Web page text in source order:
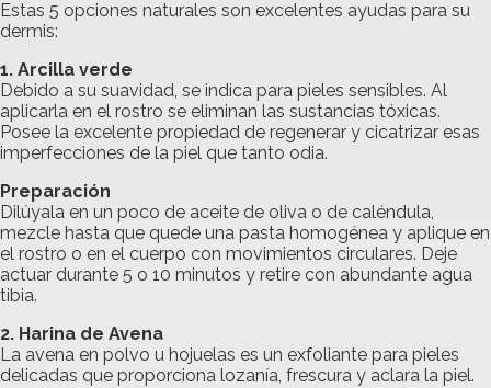
Estas 5 opciones naturales son excelentes ayudas para su
dermis:
1. Arcilla verde
Debido a su suavidad, se indica para pieles sensibles. Al
aplicarla en el rostro se eliminan las sustancias tóxicas.
Posee la excelente propiedad de regenerar y cicatrizar esas
imperfecciones de la piel que tanto odia.
Preparación
Dilúyala en un poco de aceite de oliva o de caléndula,
mezcle hasta que quede una pasta homogénea y aplique en
el rostro o en el cuerpo con movimientos circulares. Deje
actuar durante 5 o 10 minutos y retire con abundante agua
tibia.
2. Harina de Avena
La avena en polvo u hojuelas es un exfoliante para pieles
delicadas que proporciona lozanía, frescura y aclara la piel.